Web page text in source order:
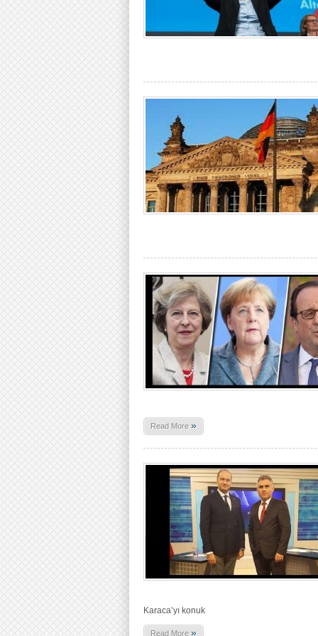
Read More »
Karaca’yı konuk
Read More »